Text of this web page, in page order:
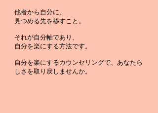
他者から自分に、
見つめる先を移すこと。
それが自分軸であり、
自分を楽にする方法です。
自分を楽にするカウンセリングで、あなたら
しさを取り戻しませんか。